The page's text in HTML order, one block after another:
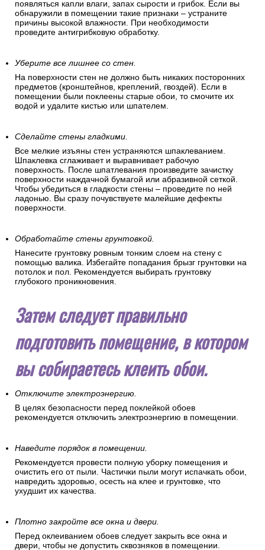
появляться капли влаги, запах сырости и грибок. Если вы
обнаружили в помещении такие признаки – устраните
причины высокой влажности. При необходимости
проведите антигрибковую обработку.
Уберите все лишнее со стен.
На поверхности стен не должно быть никаких посторонних
предметов (кронштейнов, креплений, гвоздей). Если в
помещении были поклеены старые обои, то смочите их
водой и удалите кистью или шпателем.
Сделайте стены гладкими.
Все мелкие изъяны стен устраняются шпаклеванием.
Шпаклевка сглаживает и выравнивает рабочую
поверхность. После шпатлевания произведите зачистку
поверхности наждачной бумагой или абразивной сеткой.
Чтобы убедиться в гладкости стены – проведите по ней
ладонью. Вы сразу почувствуете малейшие дефекты
поверхности.
Обработайте стены грунтовкой.
Нанесите грунтовку ровным тонким слоем на стену с
помощью валика. Избегайте попадания брызг грунтовки на
потолок и пол. Рекомендуется выбирать грунтовку
глубокого проникновения.
Затем следует правильно
подготовить помещение, в котором
вы собираетесь клеить обои.
Отключите электроэнергию.
В целях безопасности перед поклейкой обоев
рекомендуется отключить электроэнергию в помещении.
Наведите порядок в помещении.
Рекомендуется провести полную уборку помещения и
очистить его от пыли. Частички пыли могут испачкать обои,
навредить здоровью, осесть на клее и грунтовке, что
ухудшит их качества.
Плотно закройте все окна и двери.
Перед оклеиванием обоев следует закрыть все окна и
двери, чтобы не допустить сквозняков в помещении.